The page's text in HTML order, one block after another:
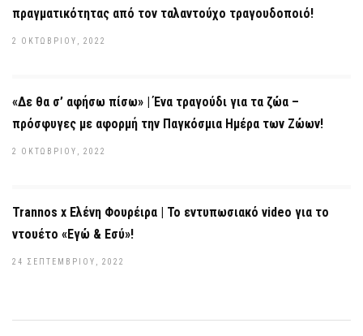
πραγματικότητας από τον ταλαντούχο τραγουδοποιό!
2 ΟΚΤΩΒΡΊΟΥ, 2022
«Δε θα σ’ αφήσω πίσω» | Ένα τραγούδι για τα ζώα –
πρόσφυγες με αφορμή την Παγκόσμια Ημέρα των Ζώων!
2 ΟΚΤΩΒΡΊΟΥ, 2022
Trannos x Ελένη Φουρέιρα | Το εντυπωσιακό video για το
ντουέτο «Εγώ & Εσύ»!
24 ΣΕΠΤΕΜΒΡΊΟΥ, 2022